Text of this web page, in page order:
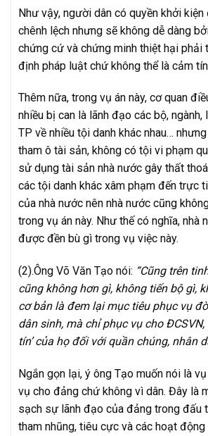
Như vậy, người dân có quyền khởi
chênh lệch nhưng sẽ không dễ dàng
chứng cứ và chứng minh thiệt hại phải
định pháp luật chứ không thể là cảm
Thêm nữa, trong vụ án này, cơ quan
nhiều bị can là lãnh đạo các bộ, ngành,
TP về nhiều tội danh khác nhau…
tham ô tài sản, không có tội vi phạm
sử dụng tài sản nhà nước gây thất
các tội danh khác xâm phạm đến trực
của nhà nước nên nhà nước cũng
trong vụ án này. Như thế có nghĩa, nhà
được đền bù gì trong vụ việc này.
(2).Ông Võ Văn Tạo nói: “Cũng trên
cũng không hơn gì, không tiến bộ gì,
cơ bản là đem lại mục tiêu phục vụ
dân sinh, mà chỉ phục vụ cho ĐCSVN,
tín’ của họ đối với quần chúng, nhân
Ngắn gọn lại, ý ông Tạo muốn nói là
vụ cho đảng chứ không vì dân. Đây là
sạch sự lãnh đạo của đảng trong đấu
tham nhũng, tiêu cực và các hoạt